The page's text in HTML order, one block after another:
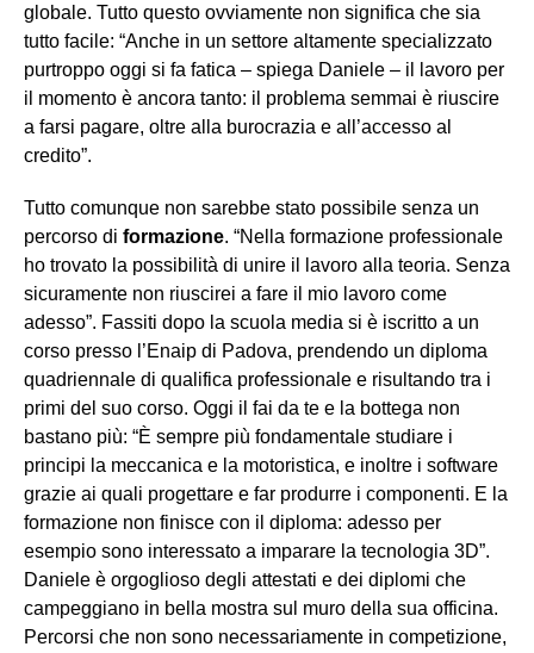
globale. Tutto questo ovviamente non significa che sia
tutto facile: “Anche in un settore altamente specializzato
purtroppo oggi si fa fatica – spiega Daniele – il lavoro per
il momento è ancora tanto: il problema semmai è riuscire
a farsi pagare, oltre alla burocrazia e all’accesso al
credito”.
Tutto comunque non sarebbe stato possibile senza un
percorso di formazione. “Nella formazione professionale
ho trovato la possibilità di unire il lavoro alla teoria. Senza
sicuramente non riuscirei a fare il mio lavoro come
adesso”. Fassiti dopo la scuola media si è iscritto a un
corso presso l’Enaip di Padova, prendendo un diploma
quadriennale di qualifica professionale e risultando tra i
primi del suo corso. Oggi il fai da te e la bottega non
bastano più: “È sempre più fondamentale studiare i
principi la meccanica e la motoristica, e inoltre i software
grazie ai quali progettare e far produrre i componenti. E la
formazione non finisce con il diploma: adesso per
esempio sono interessato a imparare la tecnologia 3D”.
Daniele è orgoglioso degli attestati e dei diplomi che
campeggiano in bella mostra sul muro della sua officina.
Percorsi che non sono necessariamente in competizione,